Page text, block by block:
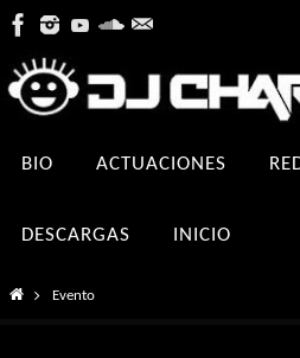
contenido
BIO ACTUACIONES
DESCARGAS INICIO
InicioEvento